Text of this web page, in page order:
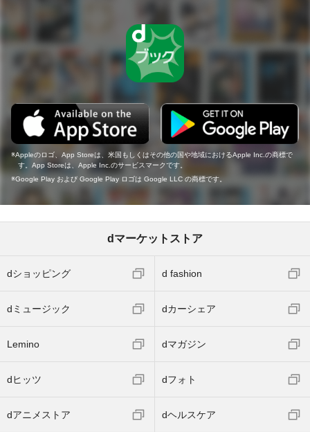
Appleのロゴ、App Storeは、米国もしくはその他の国や地域におけるApple Inc.の商標で
す。App Storeは、Apple Inc.のサービスマークです。
Google Play および Google Play ロゴは Google LLC の商標です。
dマーケットストア
dショッピング d fashion
dミュージック dカーシェア
Lemino dマガジン
dヒッツ dフォト
dアニメストア dヘルスケア